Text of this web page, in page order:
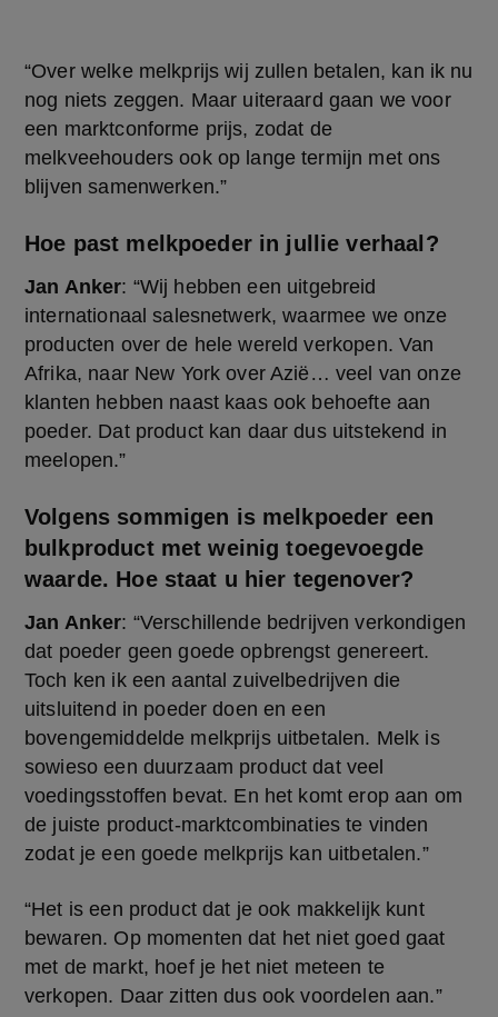
“Over welke melkprijs wij zullen betalen, kan ik nu
nog niets zeggen. Maar uiteraard gaan we voor
een marktconforme prijs, zodat de
melkveehouders ook op lange termijn met ons
blijven samenwerken.”
Hoe past melkpoeder in jullie verhaal?
Jan Anker: “Wij hebben een uitgebreid
internationaal salesnetwerk, waarmee we onze
producten over de hele wereld verkopen. Van
Afrika, naar New York over Azië… veel van onze
klanten hebben naast kaas ook behoefte aan
poeder. Dat product kan daar dus uitstekend in
meelopen.”
Volgens sommigen is melkpoeder een
bulkproduct met weinig toegevoegde
waarde. Hoe staat u hier tegenover?
Jan Anker: “Verschillende bedrijven verkondigen
dat poeder geen goede opbrengst genereert.
Toch ken ik een aantal zuivelbedrijven die
uitsluitend in poeder doen en een
bovengemiddelde melkprijs uitbetalen. Melk is
sowieso een duurzaam product dat veel
voedingsstoffen bevat. En het komt erop aan om
de juiste product-marktcombinaties te vinden
zodat je een goede melkprijs kan uitbetalen.”
“Het is een product dat je ook makkelijk kunt
bewaren. Op momenten dat het niet goed gaat
met de markt, hoef je het niet meteen te
verkopen. Daar zitten dus ook voordelen aan.”